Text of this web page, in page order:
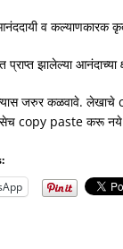
व कल्याणकारक
प्राप्त झालेल्या
जरुर कळवावे. लेखाचे
copy paste करू नये.